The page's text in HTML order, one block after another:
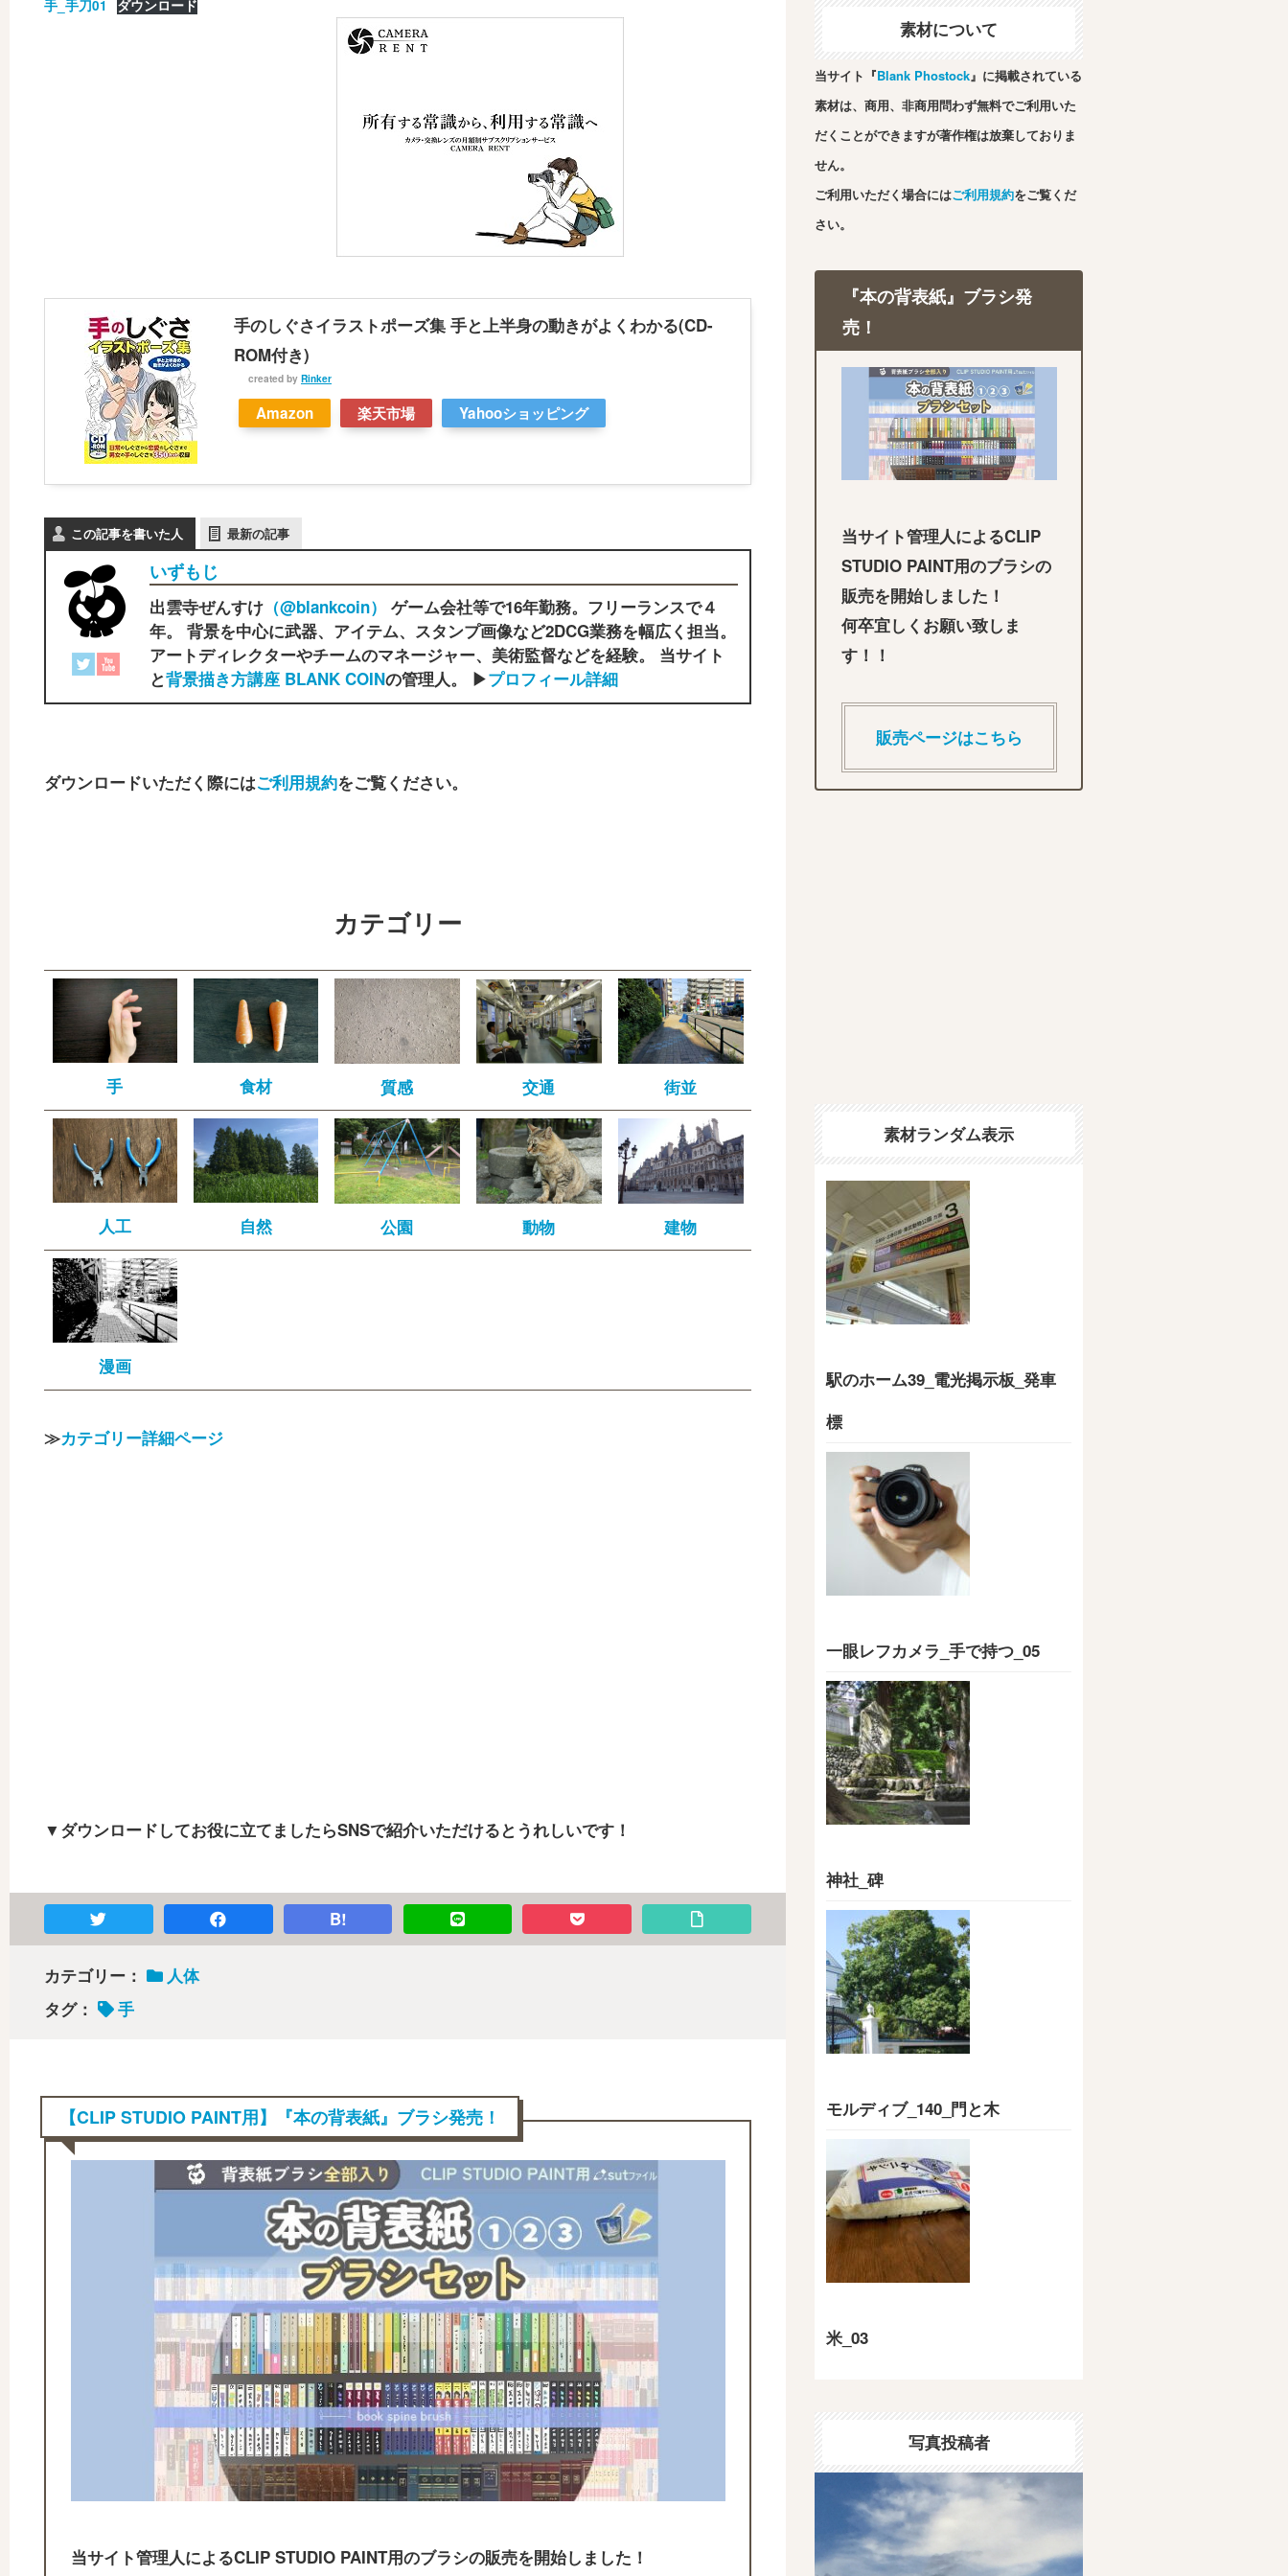
手_手刀01 ダウンロード
手のしぐさイラストポーズ集 手と上半身の動きがよくわかる(CD-
ROM付き)
created by Rinker
Amazon 楽天市場 Yahooショッピング
この記事を書いた人 最新の記事
いずもじ
出雲寺ぜんすけ （‎@blankcoin）
ゲーム会社等で16年勤務。フリーランスで４
年。 背景を中心に武器、アイテム、スタンプ画像など2DCG業務を幅広く担当。
アートディレクターやチームのマネージャー、美術監督などを経験。 当サイト
と背景描き方講座 BLANK COINの管理人。 ▶プロフィール詳細
ダウンロードいただく際にはご利用規約をご覧ください。
カテゴリー
手 食材 質感 交通 街並
人工 自然 公園 動物 建物
漫画
≫カテゴリー詳細ページ
▼ダウンロードしてお役に立てましたらSNSで紹介いただけるとうれしいです！
B!
カテゴリー：
人体
タグ：
手
【CLIP STUDIO PAINT用】『本の背表紙』ブラシ発売！
当サイト管理人によるCLIP STUDIO PAINT用のブラシの販売を開始しました！
素材について
当サイト『Blank Phostock』に掲載されている
素材は、商用、非商用問わず無料でご利用いた
だくことができますが著作権は放棄しておりま
せん。
ご利用いただく場合にはご利用規約をご覧くだ
さい。
『本の背表紙』ブラシ発
売！
当サイト管理人によるCLIP
STUDIO PAINT用のブラシの
販売を開始しました！
何卒宜しくお願い致しま
す！！
販売ページはこちら
素材ランダム表示
駅のホーム39_電光掲示板_発車
標
一眼レフカメラ_手で持つ_05
神社_碑
モルディブ_140_門と木
米_03
写真投稿者